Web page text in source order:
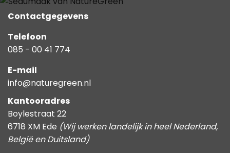
Contactgegevens
Telefoon
085 - 00 41 774
E-mail
info@naturegreen.nl
Kantooradres
Boylestraat 22
6718 XM Ede (Wij werken landelijk in heel Nederland,
België en Duitsland)